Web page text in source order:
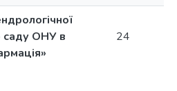
саду ОНУ в
24